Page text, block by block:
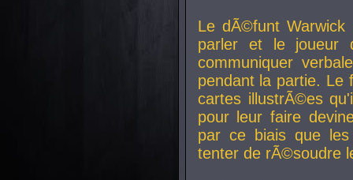
Le dÃ©funt Warwick
parler et le joueur
communiquer
pendant la partie. Le
cartes illustrÃ©es
pour leur faire
par ce biais que
tenter de rÃ©soudre